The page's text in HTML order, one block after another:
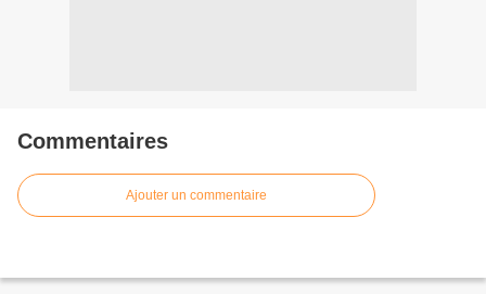
Commentaires
Ajouter un commentaire